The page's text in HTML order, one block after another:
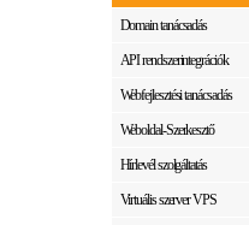
Domain tanácsadás
API rendszerintegrációk
Webfejlesztési tanácsadás
Weboldal-Szerkesztő
Hírlevél szolgáltatás
Virtuális szerver VPS